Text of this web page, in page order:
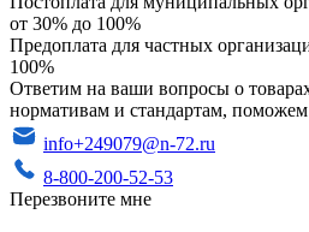
от 30% до 100%
Предоплата для частных
100%
Ответим на ваши вопросы о
нормативам и стандартам, поможем
info+249079@n-72.ru
8-800-200-52-53
Перезвоните мне